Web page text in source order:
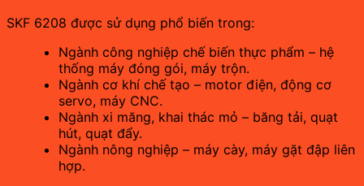
SKF 6208 được sử dụng phổ biến trong:
Ngành công nghiệp chế biến thực phẩm – hệ
thống máy đóng gói, máy trộn.
Ngành cơ khí chế tạo – motor điện, động cơ
servo, máy CNC.
Ngành xi măng, khai thác mỏ – băng tải, quạt
hút, quạt đẩy.
Ngành nông nghiệp – máy cày, máy gặt đập liên
hợp.